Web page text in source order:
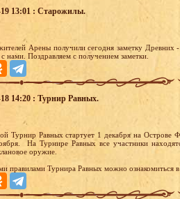
19 13:01 : Старожилы.
Арены получили сегодня заметку
нами. Поздравляем с получением заметки.
18 14:20 : Турнир Равных.
Турнир Равных стартует 1 декабря на Острове
На Турнире Равных все участники
оружие.
правилами Турнира Равных можно ознакомиться